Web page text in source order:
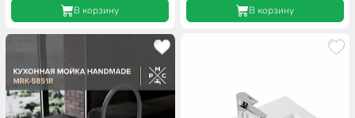
В корзину В корзину